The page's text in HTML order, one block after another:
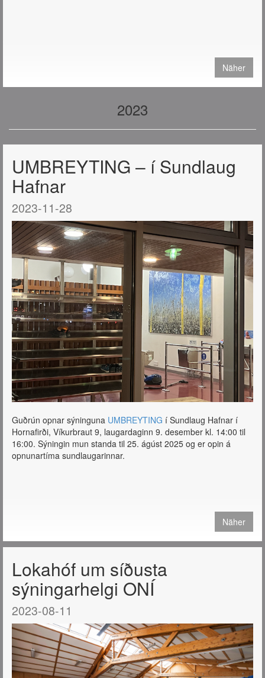
Näher
2023
UMBREYTING – í Sundlaug
Hafnar
2023-11-28
Guðrún opnar sýninguna UMBREYTING í Sundlaug Hafnar í
Hornafirði, Víkurbraut 9, laugardaginn 9. desember kl. 14:00 til
16:00. Sýningin mun standa til 25. ágúst 2025 og er opin á
opnunartíma sundlaugarinnar.
Näher
Lokahóf um síðusta
sýningarhelgi ONÍ
2023-08-11